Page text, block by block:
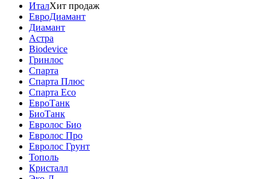
ИталХит продаж
ЕвроДиамант
Диамант
Астра
Biodevice
Гринлос
Спарта
Спарта Плюс
Спарта Eco
ЕвроТанк
БиоТанк
Евролос Био
Евролос Про
Евролос Грунт
Тополь
Кристалл